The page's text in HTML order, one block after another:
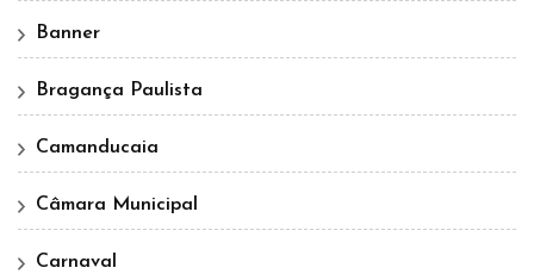
Banner
Bragança Paulista
Camanducaia
Câmara Municipal
Carnaval